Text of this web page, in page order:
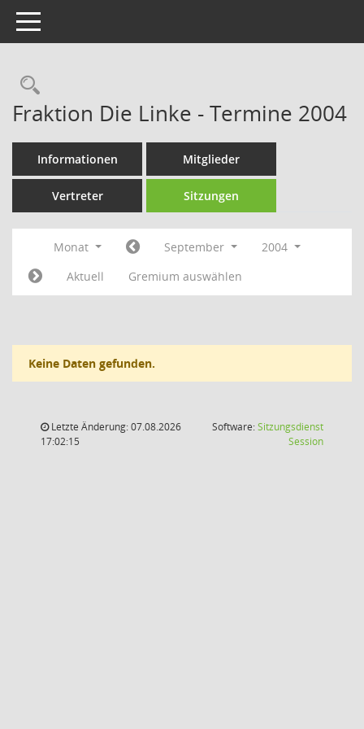
Toggle navigation
Rechercheauswahl
Fraktion Die Linke - Termine 2004
Informationen Mitglieder
Vertreter Sitzungen
Monat September
2004
Aktuell
Gremium auswählen
Keine Daten gefunden.
Letzte Änderung: 07.08.2026
17:02:15
Software:Sitzungsdienst
Session(Wird in